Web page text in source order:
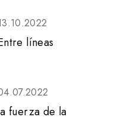
líneas
fuerza de la